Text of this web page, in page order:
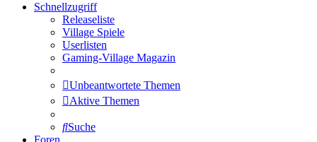
Schnellzugriff
Releaseliste
Village Spiele
Userlisten
Gaming-Village Magazin
Unbeantwortete Themen
Aktive Themen
Suche
Foren